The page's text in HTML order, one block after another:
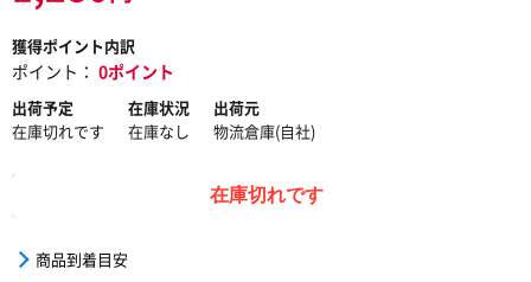
獲得ポイント内訳
ポイント： 0ポイント
出荷予定
在庫切れです
在庫状況
在庫なし
出荷元
物流倉庫(自社)
在庫切れです
商品到着目安